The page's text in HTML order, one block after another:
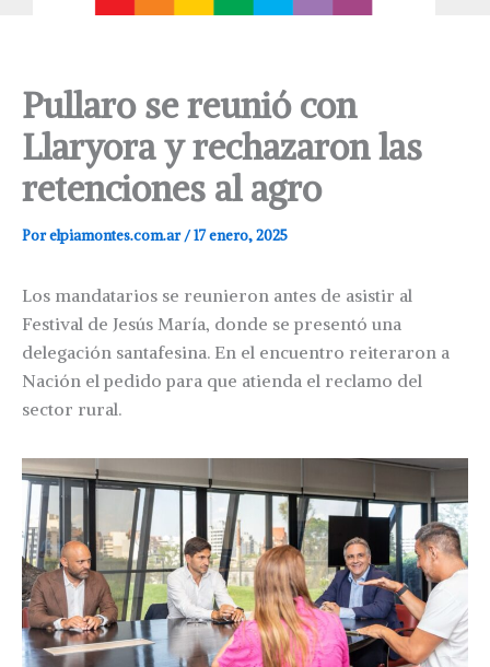
Pullaro se reunió con
Llaryora y rechazaron las
retenciones al agro
Porelpiamontes.com.ar/17 enero, 2025
Los mandatarios se reunieron antes de asistir al
Festival de Jesús María, donde se presentó una
delegación santafesina. En el encuentro reiteraron a
Nación el pedido para que atienda el reclamo del
sector rural.